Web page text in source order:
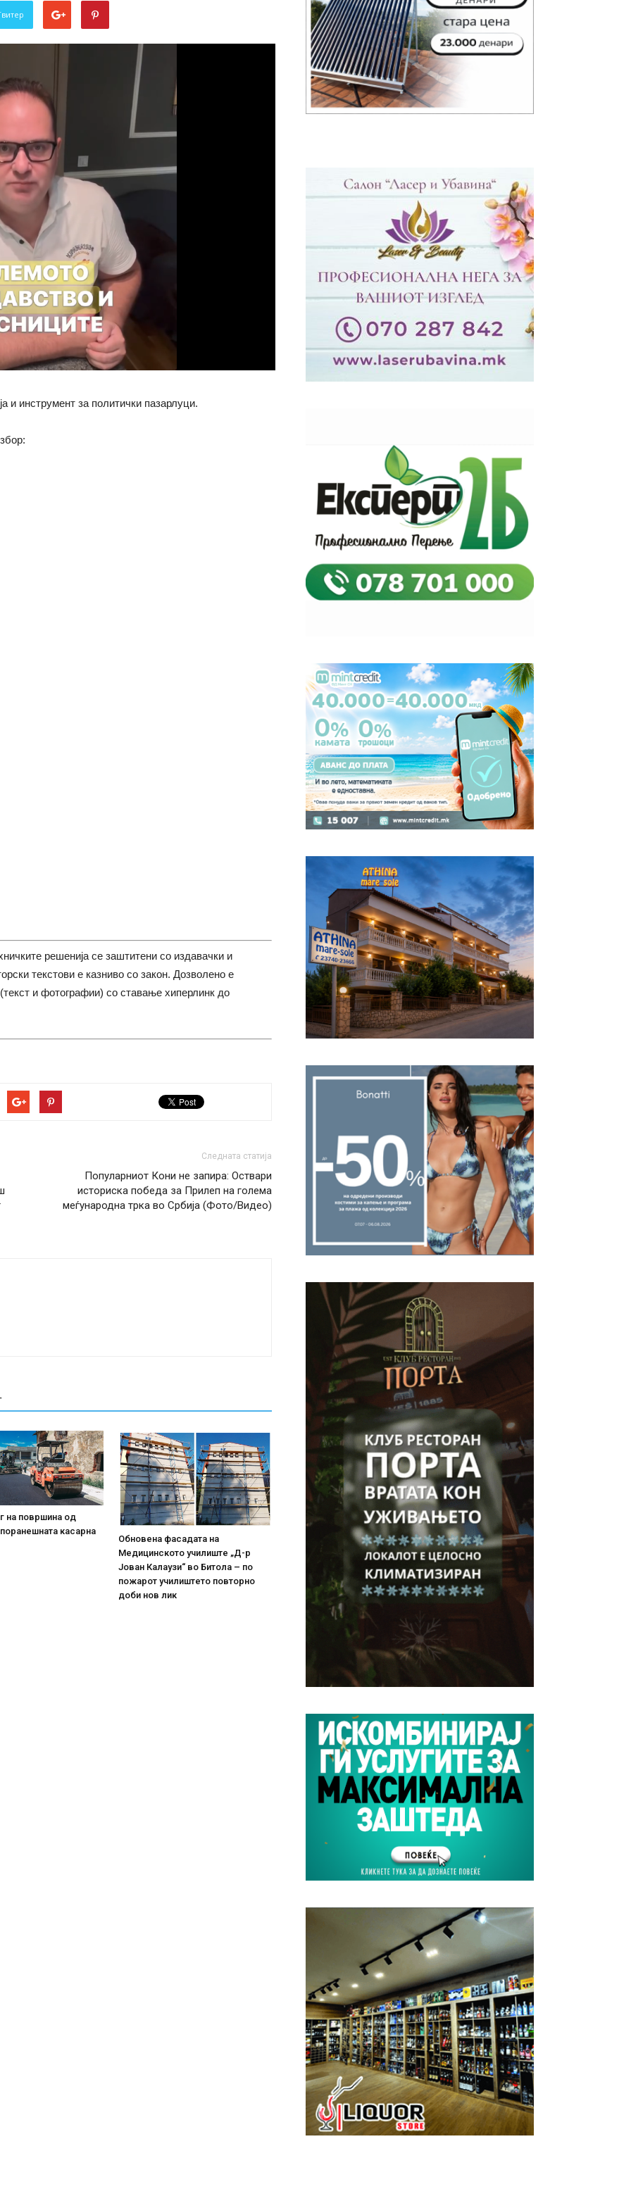
и инструмент за политички пазарлуци.
решенија се заштитени со издавачки и
текстови е казниво со закон. Дозволено е
и фотографии) со ставање хиперлинк до
Следната статија
Популарниот Кони не запира: Оствари
историска победа за Прилеп на голема
меѓународна трка во Србија (Фото/Видео)
на површина од
касарна
Обновена фасадата на
Медицинското училиште „Д-р
Јован Калаузи“ во Битола – по
пожарот училиштето повторно
доби нов лик